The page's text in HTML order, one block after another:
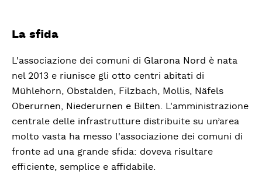
La sfida
L'associazione dei comuni di Glarona Nord è nata
nel 2013 e riunisce gli otto centri abitati di
Mühlehorn, Obstalden, Filzbach, Mollis, Näfels
Oberurnen, Niederurnen e Bilten. L'amministrazione
centrale delle infrastrutture distribuite su un’area
molto vasta ha messo l'associazione dei comuni di
fronte ad una grande sfida: doveva risultare
efficiente, semplice e affidabile.